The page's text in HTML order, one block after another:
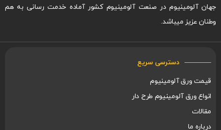
جهان آلومینیوم در صنعت آلومینیوم کشور آماده خدمت رسانی به هم
وطنان عزیز میباشد.
دسترسی سریع
قیمت ورق آلومینیوم
انواع ورق آلومینیوم طرح دار
مقالات
درباره ما